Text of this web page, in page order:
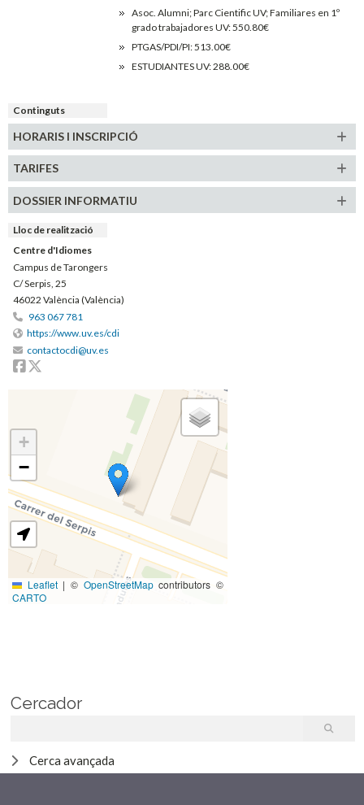
Asoc. Alumni; Parc Cientific UV; Familiares en 1º
grado trabajadores UV: 550.80€
PTGAS/PDI/PI: 513.00€
ESTUDIANTES UV: 288.00€
Continguts
HORARIS I INSCRIPCIÓ
TARIFES
DOSSIER INFORMATIU
Lloc de realització
Centre d'Idiomes
Campus de Tarongers
C/ Serpis, 25
46022 València (València)
963 067 781
https://www.uv.es/cdi
contactocdi@uv.es
Facebook
+
−
Leaflet | © OpenStreetMapcontributors ©
CARTO
Cercador
Cerca avançada